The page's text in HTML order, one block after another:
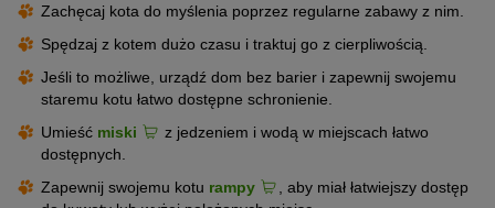
Zachęcaj kota do myślenia poprzez regularne zabawy z nim.
Spędzaj z kotem dużo czasu i traktuj go z cierpliwością.
Jeśli to możliwe, urządź dom bez barier i zapewnij swojemu
staremu kotu łatwo dostępne schronienie.
Umieść miski
z jedzeniem i wodą w miejscach łatwo
dostępnych.
Zapewnij swojemu kotu rampy
, aby miał łatwiejszy dostęp